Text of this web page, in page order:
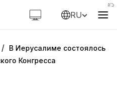
RU
/ В Иерусалиме состоялось
Конгресса